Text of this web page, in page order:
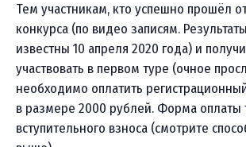
Тем участникам, кто успешно прошёл
конкурса (по видео записям.
известны 10 апреля 2020 года) и
участвовать в первом туре (очное
необходимо оплатить
в размере 2000 рублей. Форма оплаты
вступительного взноса (смотрите